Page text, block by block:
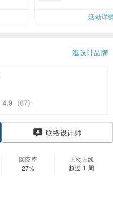
活动详
逛设计品牌
4.9 (67)
联络设计师
回应率
27%
上次上线
超过 1 周